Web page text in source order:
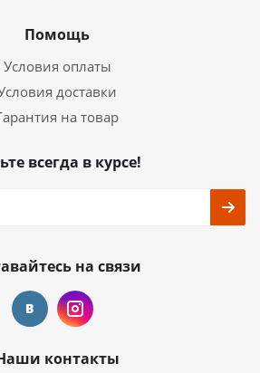
Помощь
Условия оплаты
доставки
на товар
всегда в курсе!
на связи
контакты